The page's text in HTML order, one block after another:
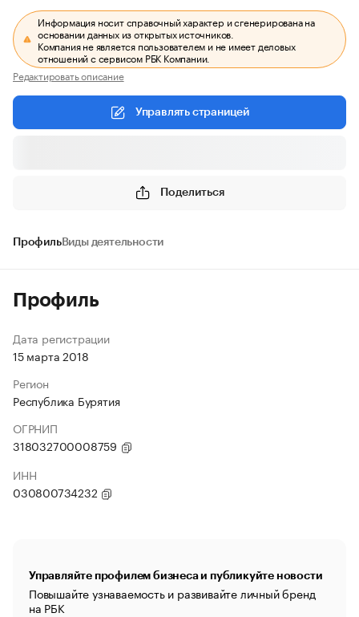
Информация носит справочный характер и сгенерирована на
основании данных из открытых источников.
Компания не является пользователем и не имеет деловых
отношений с сервисом РБК Компании.
Редактировать описание
Управлять страницей
Поделиться
ПрофильВиды деятельности
Профиль
Дата регистрации
15 марта 2018
Регион
Республика Бурятия
ОГРНИП
318032700008759
ИНН
030800734232
Управляйте профилем бизнеса и публикуйте новости
Повышайте узнаваемость и развивайте личный бренд
на РБК